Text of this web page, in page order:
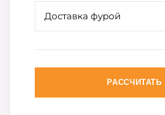
Доставка фурой
РАССЧИТАТЬ